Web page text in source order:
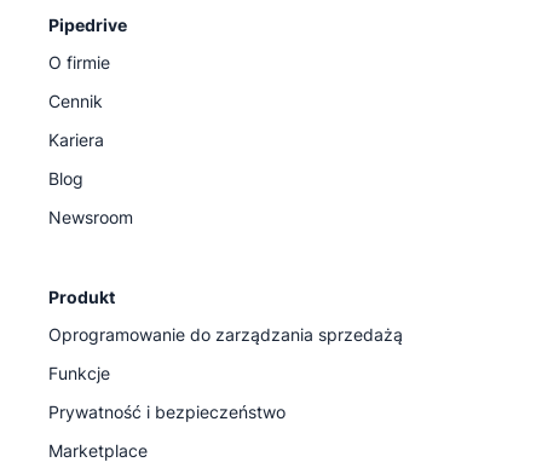
Pipedrive
O firmie
Cennik
Kariera
Blog
Newsroom
Produkt
Oprogramowanie do zarządzania sprzedażą
Funkcje
Prywatność i bezpieczeństwo
Marketplace